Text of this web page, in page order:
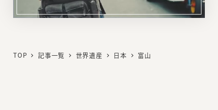
TOP 記事一覧 世界遺産 日本 富山